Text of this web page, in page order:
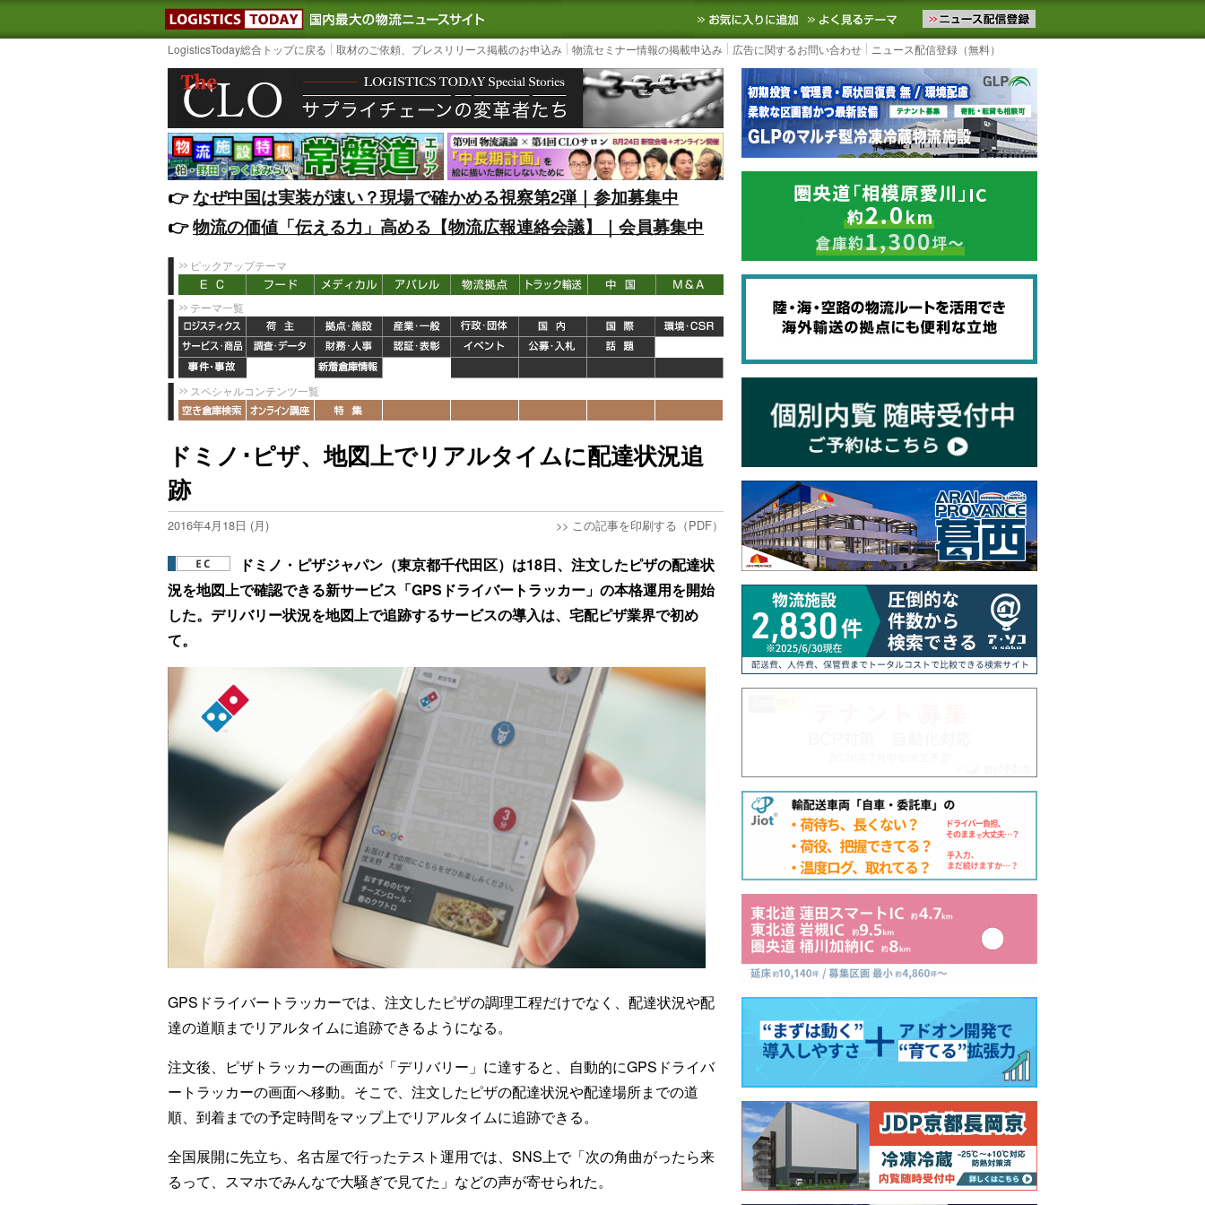
LOGISTICS TODAY｜国内最大の物流ニュースサイト3PL, SCMなど国内外の最新の物流ニュースをお届けします。物流ニュースメール配信を登録す
お気に入りに追加 よく見るテーマ
LogisticsToday総合トップに戻る 取材のご依頼、プレスリリース掲載のお申込み 物流セミナー情報の掲載申込み 広告に関するお問い合わせ ニュース配信登録（無料）
👉️なぜ中国は実装が速い？現場で確かめる視察第2弾｜参加募集中
👉️物流の価値「伝える力」高める【物流広報連絡会議】｜会員募集中
ピックアップテーマ
テーマ一覧
スペシャルコンテンツ一覧
ドミノ･ピザ、地図上でリアルタイムに配達状況追
跡
2016年4月18日 (月) >> この記事を印刷する（PDF）
ドミノ・ピザジャパン（東京都千代田区）は18日、注文したピザの配達状
況を地図上で確認できる新サービス「GPSドライバートラッカー」の本格運用を開始
した。デリバリー状況を地図上で追跡するサービスの導入は、宅配ピザ業界で初め
て。
GPSドライバートラッカーでは、注文したピザの調理工程だけでなく、配達状況や配
達の道順までリアルタイムに追跡できるようになる。
注文後、ピザトラッカーの画面が「デリバリー」に達すると、自動的にGPSドライバ
ートラッカーの画面へ移動。そこで、注文したピザの配達状況や配達場所までの道
順、到着までの予定時間をマップ上でリアルタイムに追跡できる。
全国展開に先立ち、名古屋で行ったテスト運用では、SNS上で「次の角曲がったら来
るって、スマホでみんなで大騒ぎで見てた」などの声が寄せられた。